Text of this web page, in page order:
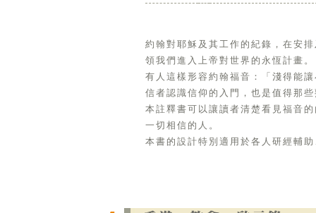
約翰對耶穌及其工作的紀錄，在安
領我們進入上帝對世界的永恆計畫。
有人這樣形容約翰福音：「淺得能
信者認識信仰的入門，也是值得那
本註釋書可以讓讀者清楚看見福音
一切相信的人。
本書的設計特別適用於各人研經輔